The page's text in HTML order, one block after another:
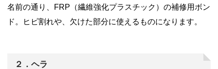
名前の通り、FRP（繊維強化プラスチック）の補修用ボン
ド。ヒビ割れや、欠けた部分に使えるものになります。
２．ヘラ